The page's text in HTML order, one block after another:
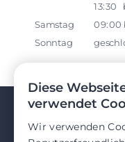
13:30
Samstag
09:00
Sonntag
Diese
verwendet
Wir verwenden